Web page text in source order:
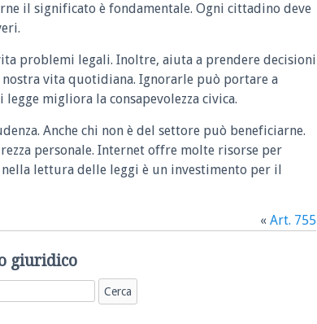
il significato è fondamentale. Ogni cittadino deve
problemi legali. Inoltre, aiuta a prendere decisioni
vita quotidiana. Ignorarle può portare a
migliora la consapevolezza civica.
Anche chi non è del settore può beneficiarne.
personale. Internet offre molte risorse per
lettura delle leggi è un investimento per il
« Art. 755
giuridico